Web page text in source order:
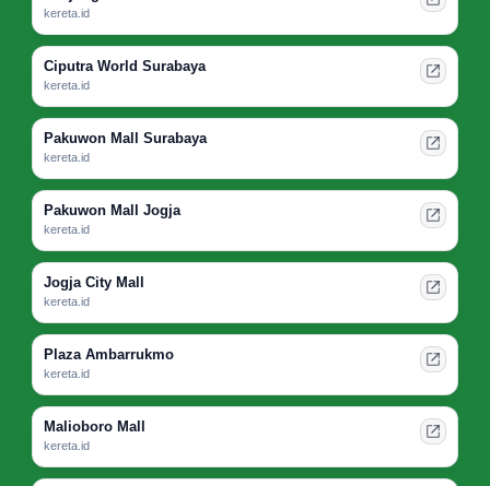
kereta.id
Ciputra World Surabaya
kereta.id
Pakuwon Mall Surabaya
kereta.id
Pakuwon Mall Jogja
kereta.id
Jogja City Mall
kereta.id
Plaza Ambarrukmo
kereta.id
Malioboro Mall
kereta.id